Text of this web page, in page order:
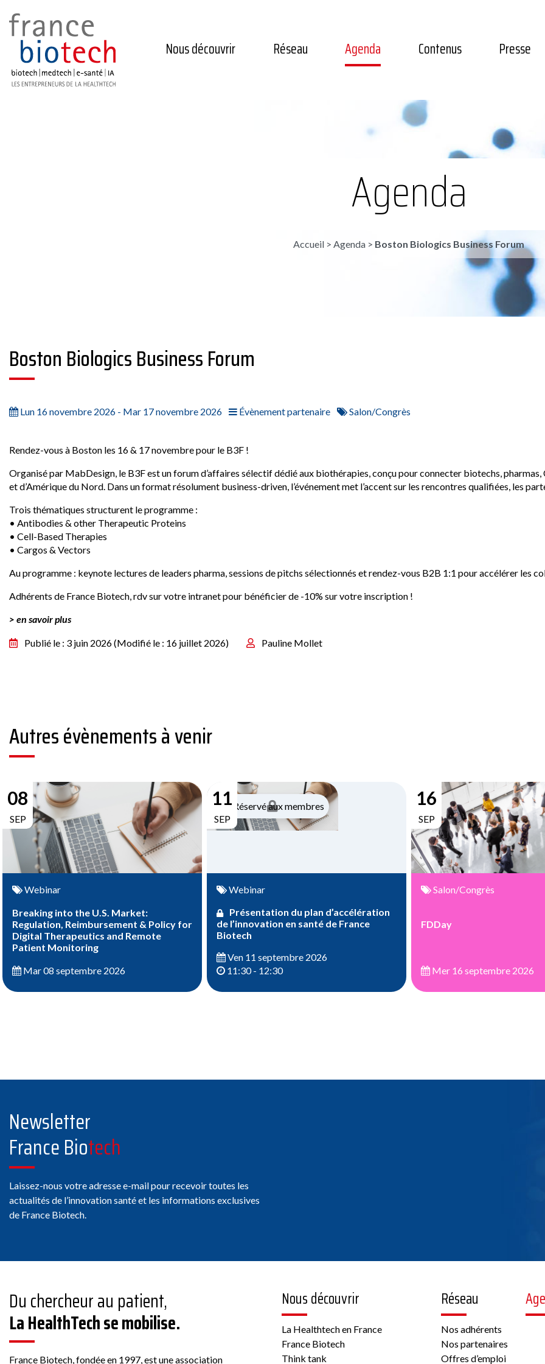
Nous découvrir Réseau Agenda Contenus Presse
Agenda
Accueil > Agenda > Boston Biologics Business Forum
Boston Biologics Business Forum
Lun 16 novembre 2026 - Mar 17 novembre 2026 Évènement partenaire Salon/Congrès
Rendez-vous à Boston les 16 & 17 novembre pour le B3F !
Organisé par MabDesign, le B3F est un forum d’affaires sélectif dédié aux biothérapies, conçu pour connecter biotechs,
et d’Amérique du Nord. Dans un format résolument business-driven, l’événement met l’accent sur les rencontres qualifiées, les
Trois thématiques structurent le programme :
• Antibodies & other Therapeutic Proteins
• Cell-Based Therapies
• Cargos & Vectors
Au programme : keynote lectures de leaders pharma, sessions de pitchs sélectionnés et rendez-vous B2B 1:1 pour accélérer les
Adhérents de France Biotech, rdv sur votre intranet pour bénéficier de -10% sur votre inscription !
> en savoir plus
Publié le : 3 juin 2026(Modifié le : 16 juillet 2026) Pauline Mollet
Autres évènements à venir
08
SEP
Webinar
Breaking into the U.S. Market:
Regulation, Reimbursement & Policy for
Digital Therapeutics and Remote
Patient Monitoring
Mar 08 septembre 2026
11
SEP
Réservé aux membres
Webinar
Présentation du plan d’accélération
de l’innovation en santé de France
Biotech
Ven 11 septembre 2026
11:30 - 12:30
16
SEP
Salon/Congrès
FDDay
Mer 16 septembre 2026
Newsletter
France Biotech
Laissez-nous votre adresse e-mail pour recevoir toutes les
actualités de l’innovation santé et les informations exclusives
de France Biotech.
Du chercheur au patient,
La HealthTech se mobilise.
France Biotech, fondée en 1997, est une association
Nous découvrir
La Healthtech en France
France Biotech
Think tank
Réseau
Nos adhérents
Nos partenaires
Offres d’emploi